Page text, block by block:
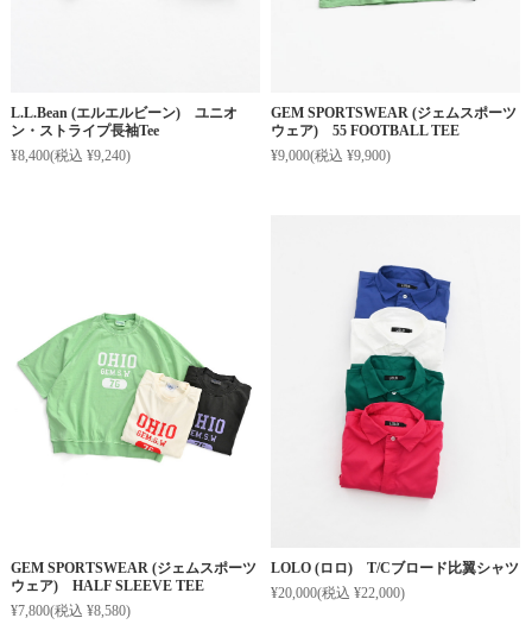
L.L.Bean (エルエルビーン) ユニオ
ン・ストライプ長袖Tee
¥8,400(税込 ¥9,240)
GEM SPORTSWEAR (ジェムスポーツ
ウェア) 55 FOOTBALL TEE
¥9,000(税込 ¥9,900)
GEM SPORTSWEAR (ジェムスポーツ
ウェア) HALF SLEEVE TEE
¥7,800(税込 ¥8,580)
LOLO (ロロ) T/Cブロード比翼シャツ
¥20,000(税込 ¥22,000)